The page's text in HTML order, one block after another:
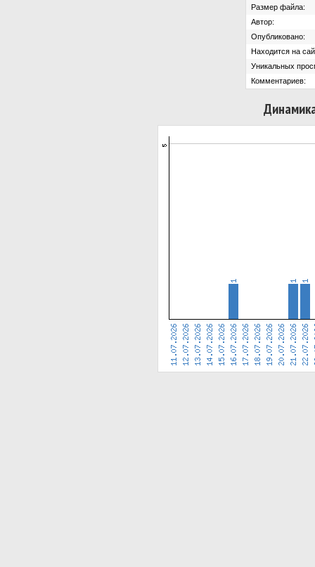
Размер файла:
Автор:
Опубликовано:
Находится на
Уникальных
Комментариев: